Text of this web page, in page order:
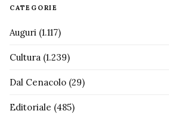
CATEGORIE
Auguri (1.117)
Cultura (1.239)
Dal Cenacolo (29)
Editoriale (485)